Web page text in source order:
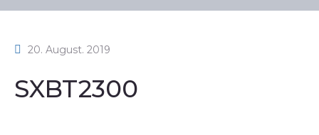
20. August. 2019
SXBT2300